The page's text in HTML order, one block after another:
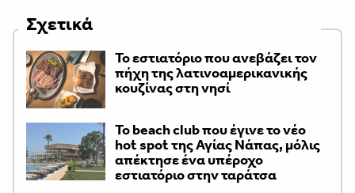
Σχετικά
Το εστιατόριο που ανεβάζει τον
πήχη της λατινοαμερικανικής
κουζίνας στη νησί
Το beach club που έγινε το νέο
hot spot της Αγίας Νάπας, μόλις
απέκτησε ένα υπέροχο
εστιατόριο στην ταράτσα